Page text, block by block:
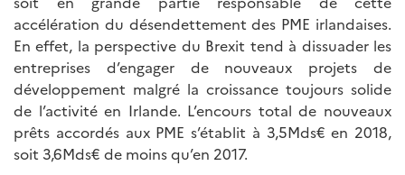
accélération du désendettement des PME irlandaises.
En effet, la perspective du Brexit tend à dissuader les
entreprises d’engager de nouveaux projets de
développement malgré la croissance toujours solide
de l’activité en Irlande. L’encours total de nouveaux
prêts accordés aux PME s’établit à 3,5Mds€ en 2018,
soit 3,6Mds€ de moins qu’en 2017.